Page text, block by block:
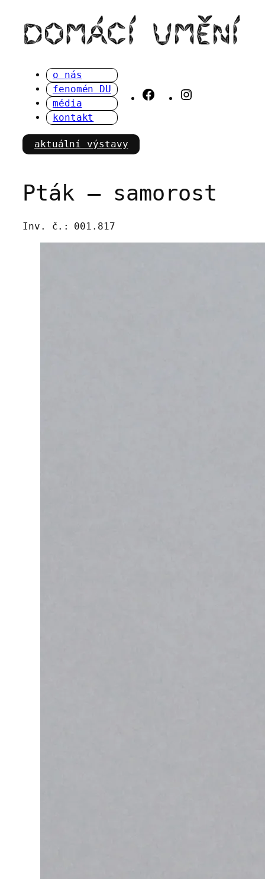
obsah
o nás
fenomén DU
média
kontakt
Facebook
aktuální výstavy
Pták – samorost
Inv. č.: 001.817